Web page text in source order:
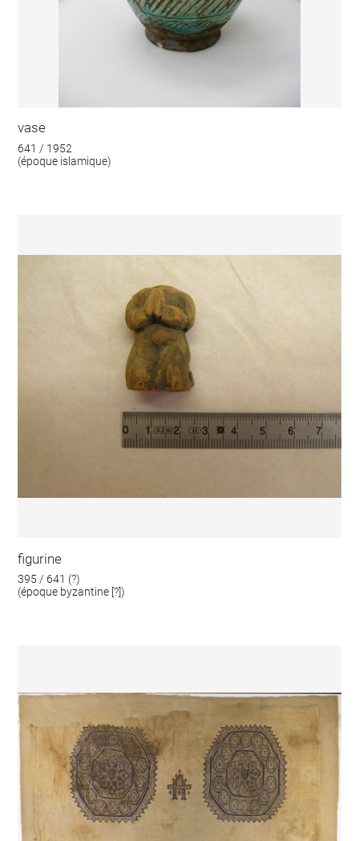
vase
641 / 1952
(époque islamique)
figurine
395 / 641 (?)
(époque byzantine [?])